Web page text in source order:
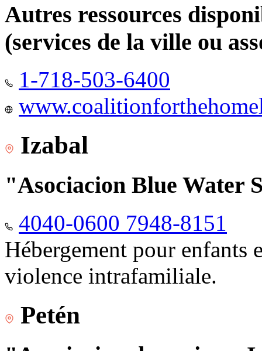
Autres ressources
(services de la ville ou
1-718-503-6400
Izabal
"Asociacion Blue Water
4040-0600 7948-8151
Hébergement pour enfants
violence intrafamiliale.
Petén